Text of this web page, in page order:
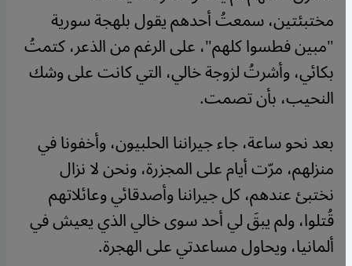
مختبئتين، سمعتُ أحدهم يقول بلهجة سورية
"مبين فطسوا كلهم"، على الرغم من الذعر، كتمتُ
بكائي، وأشرتُ لزوجة خالي، التي كانت على وشك
النحيب، بأن تصمت.
بعد نحو ساعة، جاء جيراننا الحلبيون، وأخفونا في
منزلهم، مرّت أيام على المجزرة، ونحن لا نزال
نختبئ عندهم، كل جيراننا وأصدقائي وعائلاتهم
قُتلوا، ولم يبقَ لي أحد سوى خالي الذي يعيش في
ألمانيا، ويحاول مساعدتي على الهجرة.